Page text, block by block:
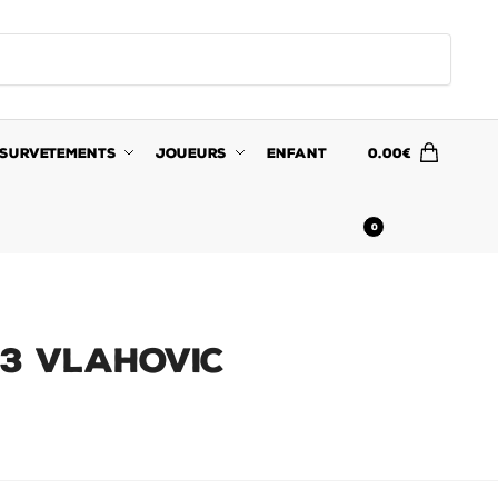
JOUEURS ENFANT 0.00€
0
Vlahovic